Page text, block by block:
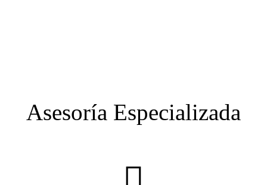
Asesoría Especializada